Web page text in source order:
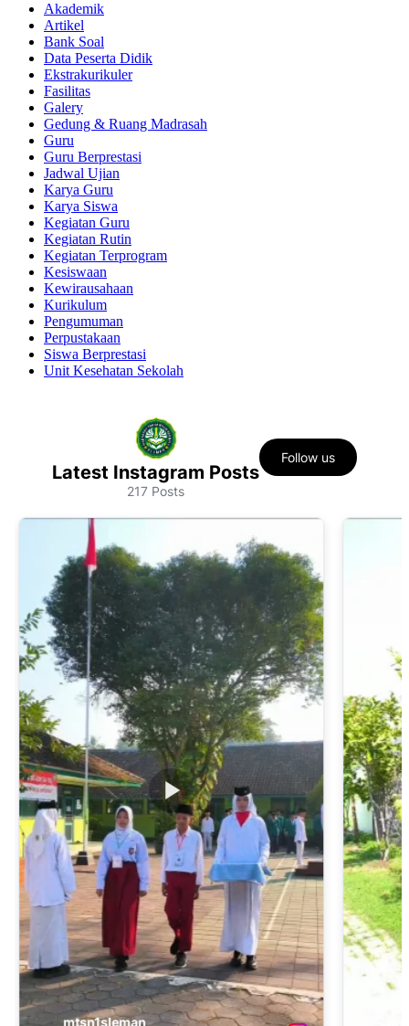
Akademik
Artikel
Bank Soal
Data Peserta Didik
Ekstrakurikuler
Fasilitas
Galery
Gedung & Ruang Madrasah
Guru
Guru Berprestasi
Jadwal Ujian
Karya Guru
Karya Siswa
Kegiatan Guru
Kegiatan Rutin
Kegiatan Terprogram
Kesiswaan
Kewirausahaan
Kurikulum
Pengumuman
Perpustakaan
Siswa Berprestasi
Unit Kesehatan Sekolah